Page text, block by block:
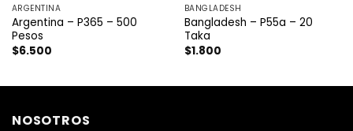
ARGENTINA
Argentina – P365 – 500
Pesos
$6.500
BANGLADESH
Bangladesh – P55a – 20
Taka
$1.800
NOSOTROS